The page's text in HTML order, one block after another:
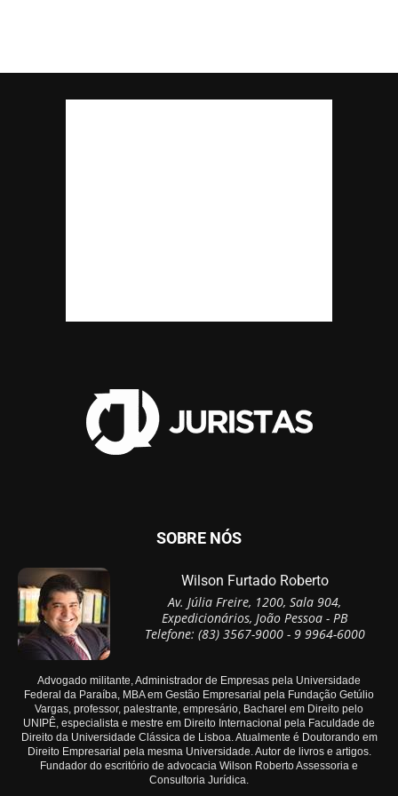
SOBRE NÓS
Wilson Furtado Roberto
Av. Júlia Freire, 1200, Sala 904,
Expedicionários, João Pessoa - PB
Telefone: (83) 3567-9000 - 9 9964-6000
Advogado militante, Administrador de Empresas pela Universidade
Federal da Paraíba, MBA em Gestão Empresarial pela Fundação Getúlio
Vargas, professor, palestrante, empresário, Bacharel em Direito pelo
UNIPÊ, especialista e mestre em Direito Internacional pela Faculdade de
Direito da Universidade Clássica de Lisboa. Atualmente é Doutorando em
Direito Empresarial pela mesma Universidade. Autor de livros e artigos.
Fundador do escritório de advocacia Wilson Roberto Assessoria e
Consultoria Jurídica.